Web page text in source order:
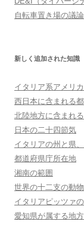
自転車置き場の議
新しく追加された知識
イタリア系アメリ
西日本に含まれる
北陸地方に含まれ
日本の二十四節気
イタリアの州と県
都道府県庁所在地
湘南の範囲
世界の十二支の動物
イタリアピッツァ
愛知県が属する地